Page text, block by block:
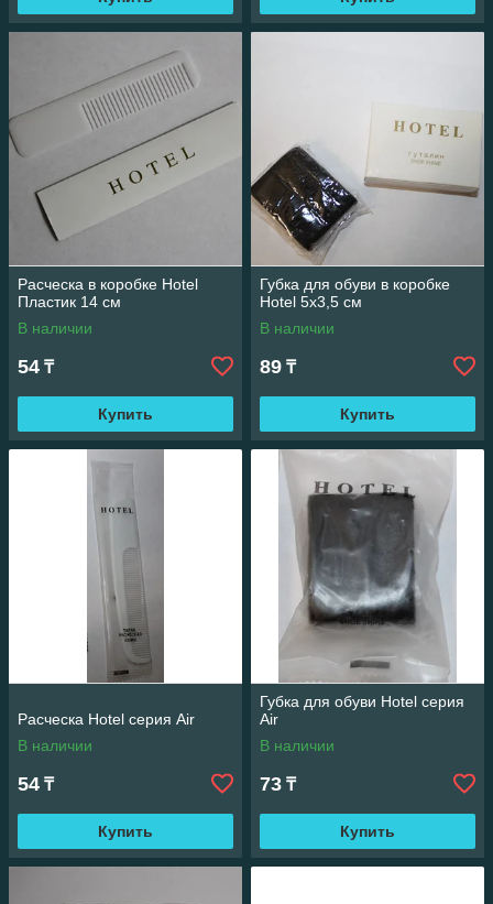
Расческа в коробке Hotel
Пластик 14 см
В наличии
54 ₸
Купить
Губка для обуви в коробке
Hotel 5х3,5 см
В наличии
89 ₸
Купить
Расческа Hotel серия Air
В наличии
54 ₸
Купить
Губка для обуви Hotel серия
Air
В наличии
73 ₸
Купить